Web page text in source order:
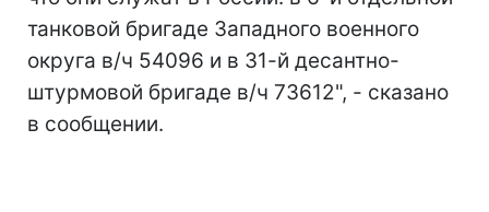
танковой бригаде Западного военного
округа в/ч 54096 и в 31-й десантно-
штурмовой бригаде в/ч 73612", - сказано
в сообщении.